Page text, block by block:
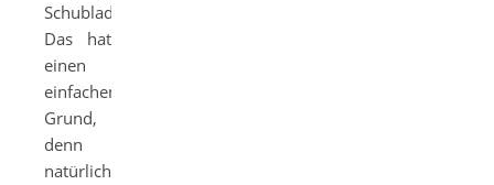
Schublade.
Das hat
einen
einfachen
Grund,
denn
natürlich